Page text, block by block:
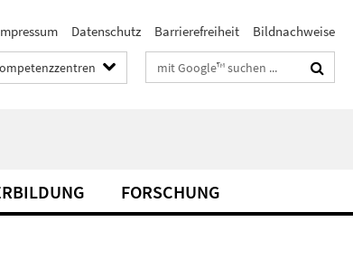
Datenschutz Barrierefreiheit Bildnachweise
Suchbegriffe
FORSCHUNG